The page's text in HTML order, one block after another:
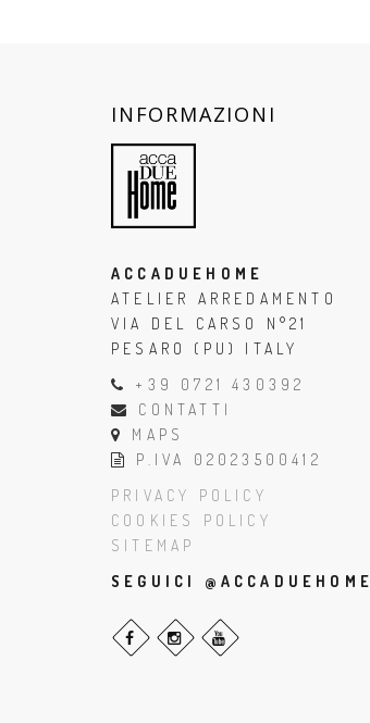
INFORMAZIONI
ACCADUEHOME
ATELIER ARREDAMENTO
VIA DEL CARSO N°21
PESARO (PU) ITALY
+39 0721 430392
CONTATTI
MAPS
P.IVA 02023500412
PRIVACY POLICY
COOKIES POLICY
SITEMAP
SEGUICI @ACCADUEHOME